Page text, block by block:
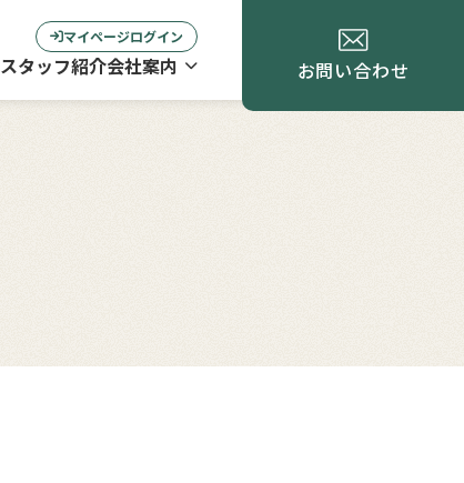
マイページログイン
スタッフ紹介会社案内 お問い合わせ